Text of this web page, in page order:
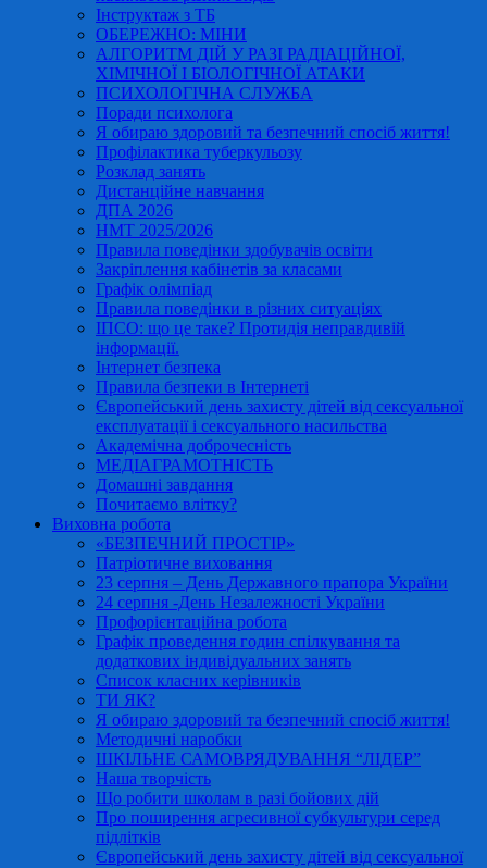
Інструктаж з ТБ
ОБЕРЕЖНО: МІНИ
АЛГОРИТМ ДІЙ У РАЗІ РАДІАЦІЙНОЇ,
ХІМІЧНОЇ І БІОЛОГІЧНОЇ АТАКИ
ПСИХОЛОГІЧНА СЛУЖБА
Поради психолога
Я обираю здоровий та безпечний спосіб життя!
Профілактика туберкульозу
Розклад занять
Дистанційне навчання
ДПА 2026
НМТ 2025/2026
Правила поведінки здобувачів освіти
Закріплення кабінетів за класами
Графік олімпіад
Правила поведінки в різних ситуаціях
ІПСО: що це таке? Протидія неправдивій
інформації.
Інтернет безпека
Правила безпеки в Інтернеті
Європейський день захисту дітей від сексуальної
експлуатації і сексуального насильства
Академічна доброчесність
МЕДІАГРАМОТНІСТЬ
Домашні завдання
Почитаємо влітку?
Виховна робота
«БЕЗПЕЧНИЙ ПРОСТІР»
Патріотичне виховання
23 серпня – День Державного прапора України
24 серпня -День Незалежності України
Профорієнтаційна робота
Графік проведення годин спілкування та
додаткових індивідуальних занять
Список класних керівників
ТИ ЯК?
Я обираю здоровий та безпечний спосіб життя!
Методичні наробки
ШКІЛЬНЕ САМОВРЯДУВАННЯ “ЛІДЕР”
Наша творчість
Що робити школам в разі бойових дій
Про поширення агресивної субкультури серед
підлітків
Європейський день захисту дітей від сексуальної